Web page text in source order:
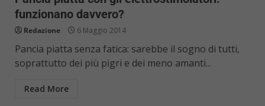
funzionano davvero?
Redazione 6 Maggio 2014
Pancia piatta senza fatica: sarebbe il sogno di tutti,
soprattutto dei più pigri e dei meno amanti...
Read More